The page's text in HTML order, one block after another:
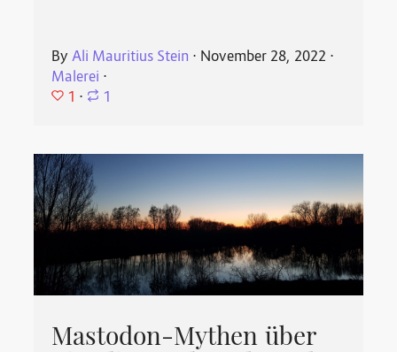
ByAli Mauritius Stein ⋅ November 28, 2022 ⋅
Malerei ⋅
1 ⋅ 1
Mastodon-Mythen über